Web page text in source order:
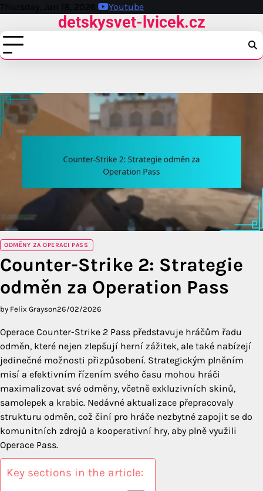
Skip
content
Thursday, Jun 18, 2026 Youtube
detskysvet-lvicek.cz
ODMĚNY ZA OPERACI PASS
Counter-Strike 2: Strategie
odměn za Operation Pass
by Felix Grayson26/02/2026
Operace Counter-Strike 2 Pass představuje hráčům řadu
odměn, které nejen zlepšují herní zážitek, ale také nabízejí
jedinečné možnosti přizpůsobení. Strategickým plněním
misí a efektivním řízením svého času mohou hráči
maximalizovat své odměny, včetně exkluzivních skinů,
samolepek a krabic. Nedávné aktualizace přepracovaly
strukturu odměn, což činí pro hráče nezbytné zapojit se do
komunitních zdrojů a kooperativní hry, aby plně využili
Operace Pass.
Key sections in the article: